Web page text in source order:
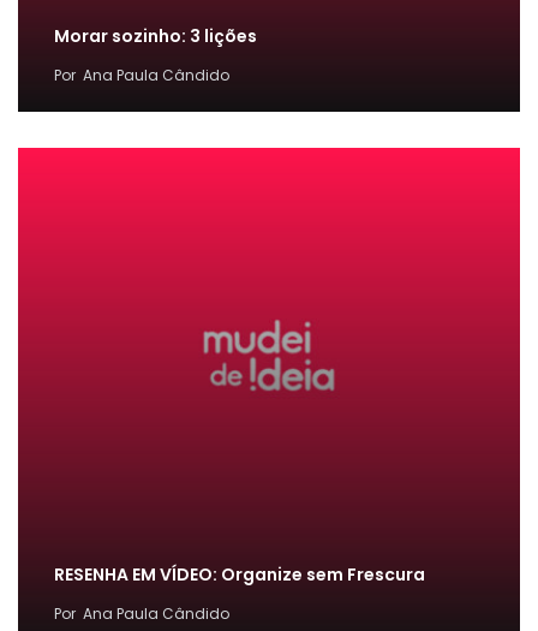
Morar sozinho: 3 lições
Por Ana Paula Cândido
RESENHA EM VÍDEO: Organize sem Frescura
Por Ana Paula Cândido